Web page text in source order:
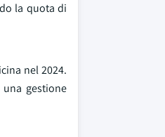
la quota di
nel 2024.
gestione